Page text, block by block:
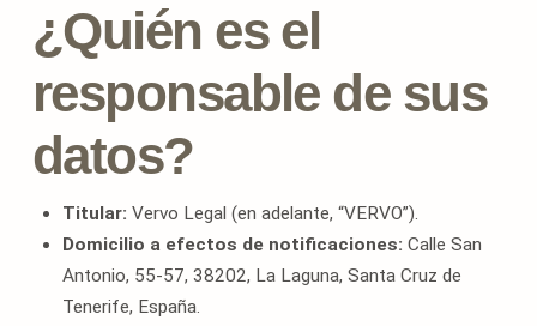
¿Quién es el
responsable de sus
datos?
Titular: Vervo Legal (en adelante, “VERVO”).
Domicilio a efectos de notificaciones: Calle San
Antonio, 55-57, 38202, La Laguna, Santa Cruz de
Tenerife, España.